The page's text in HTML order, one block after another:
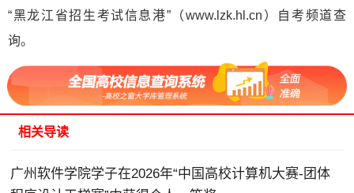
“黑龙江省招生考试信息港”（www.lzk.hl.cn）自考频道查
询。
相关导读
广州软件学院学子在2026年“中国高校计算机大赛-团体